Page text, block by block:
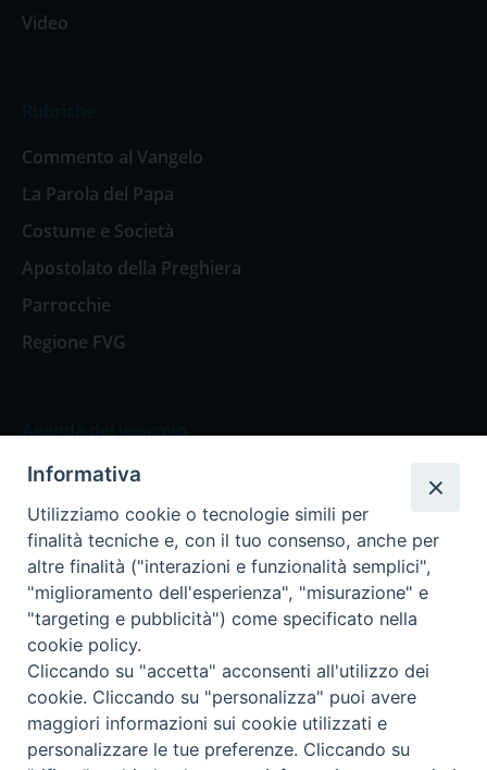
Video
Commento al Vangelo
La Parola del Papa
Costume e Società
Apostolato della Preghiera
Parrocchie
Regione FVG
Agenda del vescovo
Agenda del vescovo
Privacy Policy Trasparenza
Termini e Condizioni
Informativa per il trattamento dei dati personali
Informativa
Utilizziamo cookie o tecnologie simili per
finalità tecniche e, con il tuo consenso, anche per
altre finalità ("interazioni e funzionalità semplici",
"miglioramento dell'esperienza", "misurazione" e
"targeting e pubblicità") come specificato nella
cookie policy.
Cliccando su "accetta" acconsenti all'utilizzo dei
cookie. Cliccando su "personalizza" puoi avere
maggiori informazioni sui cookie utilizzati e
personalizzare le tue preferenze. Cliccando su